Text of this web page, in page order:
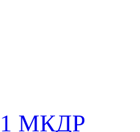
МКДР